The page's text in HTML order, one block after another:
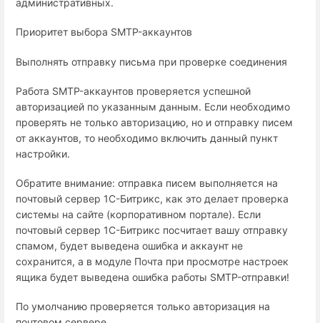
административных.
Приоритет выбора SMTP-аккаунтов
Выполнять отправку письма при проверке соединения
Работа SMTP-аккаунтов проверяется успешной
авторизацией по указанным данным. Если необходимо
проверять не только авторизацию, но и отправку писем
от аккаунтов, то необходимо включить данный пункт
настройки.
Обратите внимание: отправка писем выполняется на
почтовый сервер 1С-Битрикс, как это делает проверка
системы на сайте (корпоративном портале). Если
почтовый сервер 1С-Битрикс посчитает вашу отправку
спамом, будет выведена ошибка и аккаунт не
сохранится, а в модуле Почта при просмотре настроек
ящика будет выведена ошибка работы SMTP-отправки!
По умолчанию проверяется только авторизация на